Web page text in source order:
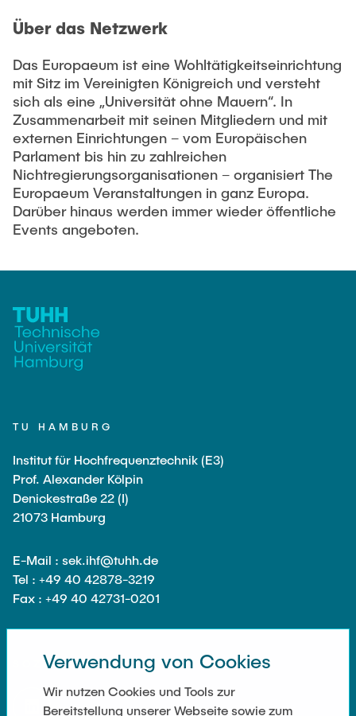
Jan Waldhelm
Marvin Wenzel
Julia Yip
Ehemalige Mitarbeiter
Über das Netzwerk
Das Europaeum ist eine Wohltätigkeitseinrichtung
mit Sitz im Vereinigten Königreich und versteht
sich als eine „Universität ohne Mauern“. In
Zusammenarbeit mit seinen Mitgliedern und mit
externen Einrichtungen – vom Europäischen
Parlament bis hin zu zahlreichen
Nichtregierungsorganisationen – organisiert The
Europaeum Veranstaltungen in ganz Europa.
Darüber hinaus werden immer wieder öffentliche
Events angeboten.
TU HAMBURG
Institut für Hochfrequenztechnik (E3)
Prof. Alexander Kölpin
Denickestraße 22 (I)
21073 Hamburg
E-Mail : sek.ihf@tuhh.de
Tel : +49 40 42878-3219
Fax : +49 40 42731-0201
SOZIALE NETZWERKE
Verwendung von Cookies
Wir nutzen Cookies und Tools zur
Bereitstellung unserer Webseite sowie zum